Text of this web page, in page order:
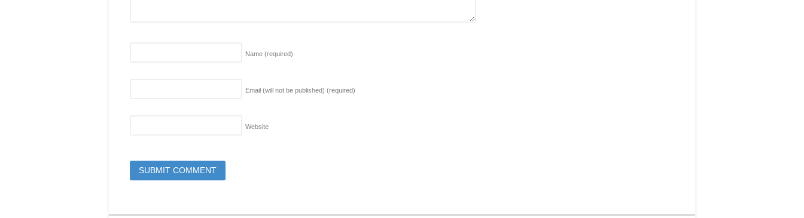
Name (required)
Email (will not be published) (required)
Website